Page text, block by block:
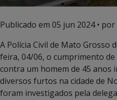
Publicado em 05 jun 2024• por
A Polícia Civil de Mato Grosso
feira, 04/06, o cumprimento
contra um homem de 45 anos
diversos furtos na cidade de
foram investigados pela